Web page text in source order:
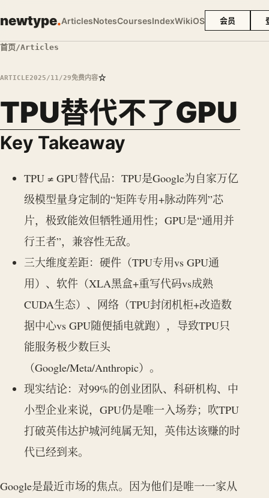
newtype.ArticlesNotesCoursesIndexWikiOS 会员
首页/Articles
ARTICLE2025/11/29免费内容☆
TPU替代不了GPU
Key Takeaway
TPU ≠ GPU替代品：TPU是Google为自家万亿
级模型量身定制的“矩阵专用+脉动阵列”芯
片，极致能效但牺牲通用性；GPU是“通用并
行王者”，兼容性无敌。
三大维度差距：硬件（TPU专用vs GPU通
用）、软件（XLA黑盒+重写代码vs成熟
CUDA生态）、网络（TPU封闭机柜+改造数
据中心vs GPU随便插电就跑），导致TPU只
能服务极少数巨头
（Google/Meta/Anthropic）。
现实结论：对99%的创业团队、科研机构、中
小型企业来说，GPU仍是唯一入场券；吹TPU
打破英伟达护城河纯属无知，英伟达该赚的时
代已经到来。
Google是最近市场的焦点。因为他们是唯一一家从